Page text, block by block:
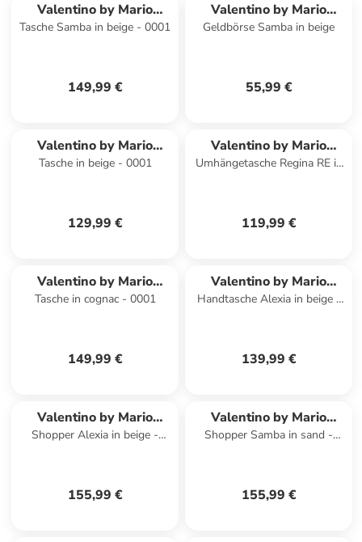
Valentino by Mario
Valentino
Tasche Samba in beige - 0001
149,99 €
Valentino by Mario
Valentino
Geldbörse Samba in beige
55,99 €
Valentino by Mario
Valentino
Tasche in beige - 0001
129,99 €
Valentino by Mario
Valentino
Umhängetasche Regina RE in
119,99 €
Valentino by Mario
Valentino
Tasche in cognac - 0001
149,99 €
Valentino by Mario
Valentino
Handtasche Alexia in beige -
139,99 €
Valentino by Mario
Valentino
Shopper Alexia in beige -
155,99 €
Valentino by Mario
Valentino
Shopper Samba in sand -
155,99 €